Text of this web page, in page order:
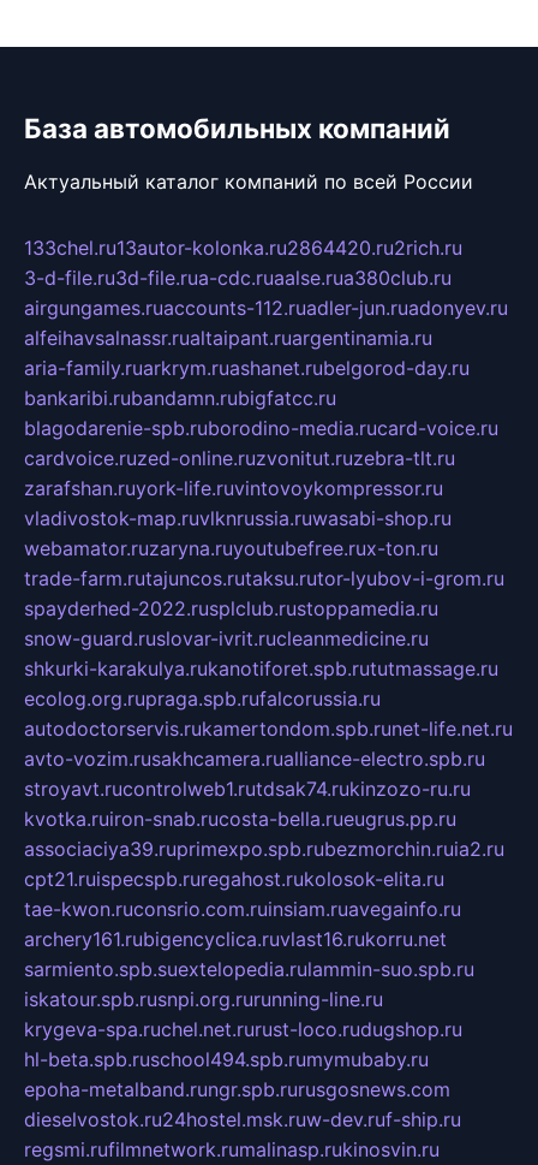
База автомобильных компаний
Актуальный каталог компаний по всей России
133chel.ru13autor-kolonka.ru2864420.ru2rich.ru
3-d-file.ru3d-file.rua-cdc.ruaalse.rua380club.ru
airgungames.ruaccounts-112.ruadler-jun.ruadonyev.ru
alfeihavsalnassr.rualtaipant.ruargentinamia.ru
aria-family.ruarkrym.ruashanet.rubelgorod-day.ru
bankaribi.rubandamn.rubigfatcc.ru
blagodarenie-spb.ruborodino-media.rucard-voice.ru
cardvoice.ruzed-online.ruzvonitut.ruzebra-tlt.ru
zarafshan.ruyork-life.ruvintovoykompressor.ru
vladivostok-map.ruvlknrussia.ruwasabi-shop.ru
webamator.ruzaryna.ruyoutubefree.rux-ton.ru
trade-farm.rutajuncos.rutaksu.rutor-lyubov-i-grom.ru
spayderhed-2022.rusplclub.rustoppamedia.ru
snow-guard.ruslovar-ivrit.rucleanmedicine.ru
shkurki-karakulya.rukanotiforet.spb.rututmassage.ru
ecolog.org.rupraga.spb.rufalcorussia.ru
autodoctorservis.rukamertondom.spb.runet-life.net.ru
avto-vozim.rusakhcamera.rualliance-electro.spb.ru
stroyavt.rucontrolweb1.rutdsak74.rukinzozo-ru.ru
kvotka.ruiron-snab.rucosta-bella.rueugrus.pp.ru
associaciya39.ruprimexpo.spb.rubezmorchin.ruia2.ru
cpt21.ruispecspb.ruregahost.rukolosok-elita.ru
tae-kwon.ruconsrio.com.ruinsiam.ruavegainfo.ru
archery161.rubigencyclica.ruvlast16.rukorru.net
sarmiento.spb.suextelopedia.rulammin-suo.spb.ru
iskatour.spb.rusnpi.org.rurunning-line.ru
krygeva-spa.ruchel.net.rurust-loco.rudugshop.ru
hl-beta.spb.ruschool494.spb.rumymubaby.ru
epoha-metalband.rungr.spb.rurusgosnews.com
dieselvostok.ru24hostel.msk.ruw-dev.ruf-ship.ru
regsmi.rufilmnetwork.rumalinasp.rukinosvin.ru